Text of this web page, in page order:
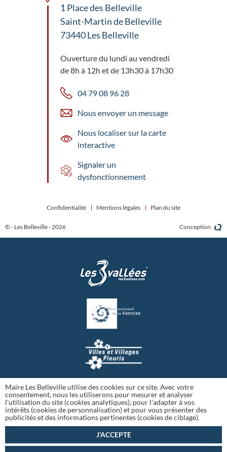
1 Place des Belleville
Saint-Martin de Belleville
73440 Les Belleville
Ouverture du lundi au vendredi
de 8h à 12h et de 13h30 à 17h30
04 79 08 96 28
Nous envoyer un message
Nous localiser sur la carte
interactive
Signaler un
dysfonctionnement
© - Les Belleville - 2026
Confidentialité Mentions légales Plan du site
Conception
Maire Les Belleville utilise des cookies sur ce site. Avec votre
consentement, nous les utiliserons pour mesurer et analyser
l'utilisation du site (cookies analytiques), pour l'adapter à vos
intérêts (cookies de personnalisation) et pour vous présenter des
publicités et des informations pertinentes (cookies de ciblage).
J'ACCEPTE